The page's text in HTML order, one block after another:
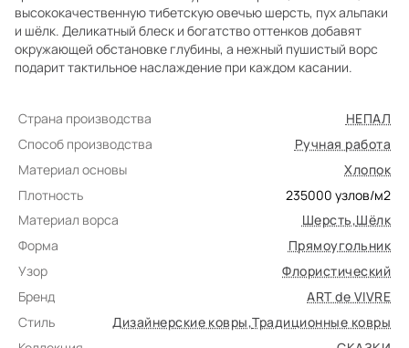
высококачественную тибетскую овечью шерсть, пух альпаки
и шёлк. Деликатный блеск и богатство оттенков добавят
окружающей обстановке глубины, а нежный пушистый ворс
подарит тактильное наслаждение при каждом касании.
Страна производства
НЕПАЛ
Способ производства
Ручная работа
Материал основы
Хлопок
Плотность
235000 узлов/м2
Материал ворса
Шерсть,Шёлк
Форма
Прямоугольник
Узор
Флористический
Бренд
ART de VIVRE
Стиль
Дизайнерские ковры,Традиционные ковры